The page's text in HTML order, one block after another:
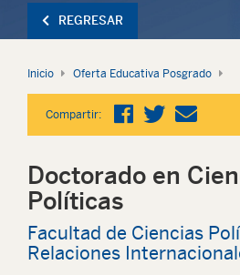
REGRESAR
Inicio Oferta Educativa Posgrado
Compartir:
Doctorado en
Políticas
Facultad de Ciencias
Relaciones